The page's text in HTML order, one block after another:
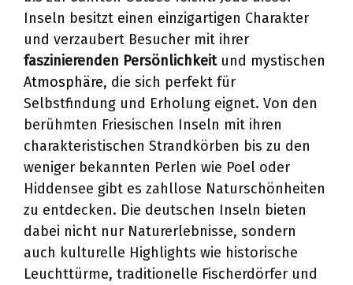
Inseln besitzt einen einzigartigen Charakter
und verzaubert Besucher mit ihrer
faszinierenden Persönlichkeitund mystischen
Atmosphäre, die sich perfekt für
Selbstfindung und Erholung eignet. Von den
berühmten Friesischen Inseln mit ihren
charakteristischen Strandkörben bis zu den
weniger bekannten Perlen wie Poel oder
Hiddensee gibt es zahllose Naturschönheiten
zu entdecken. Die deutschen Inseln bieten
dabei nicht nur Naturerlebnisse, sondern
auch kulturelle Highlights wie historische
Leuchttürme, traditionelle Fischerdörfer und